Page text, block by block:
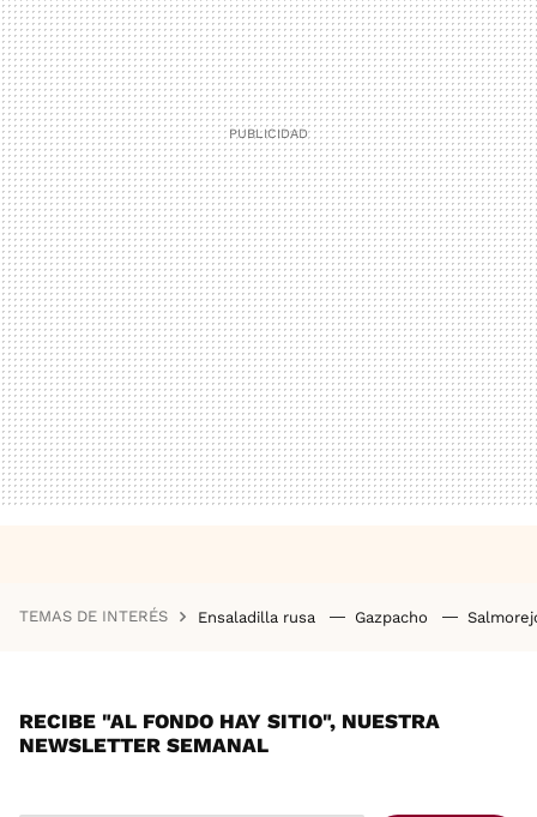
TEMAS DE INTERÉS Ensaladilla rusa Gazpacho
RECIBE "AL FONDO HAY SITIO", NUESTRA
NEWSLETTER SEMANAL